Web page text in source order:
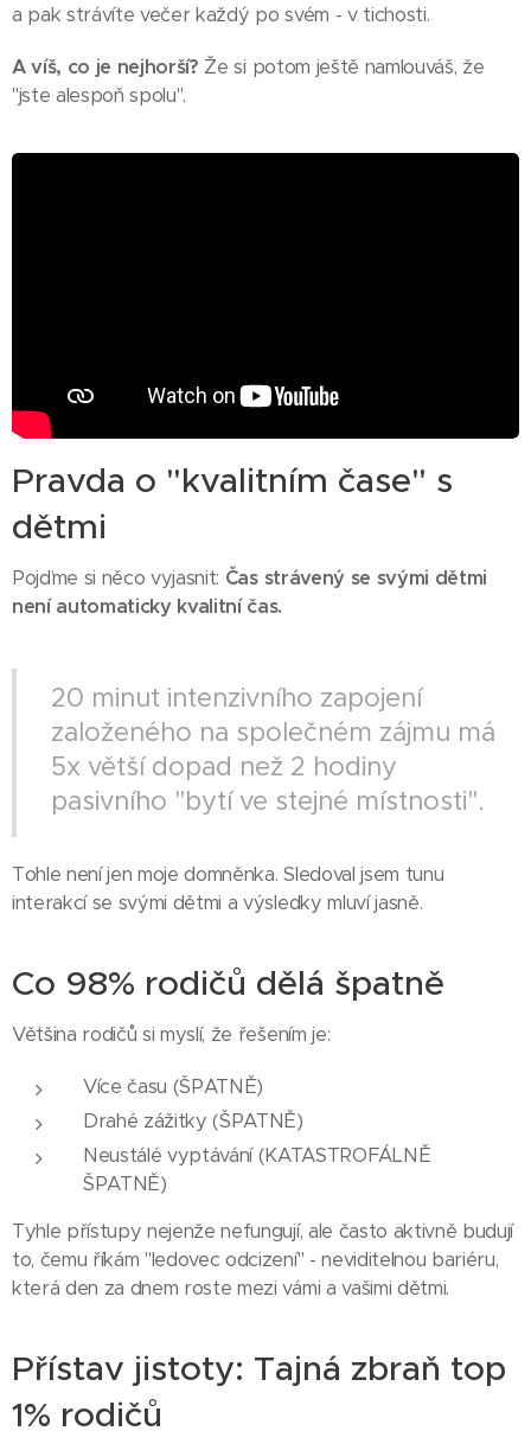
a pak strávíte večer každý po svém - v tichosti.
A víš, co je nejhorší? Že si potom ještě namlouváš, že
"jste alespoň spolu".
Pravda o "kvalitním čase" s
dětmi
Pojďme si něco vyjasnit: Čas strávený se svými dětmi
není automaticky kvalitní čas.
20 minut intenzivního zapojení
založeného na společném zájmu má
5x větší dopad než 2 hodiny
pasivního "bytí ve stejné místnosti".
Tohle není jen moje domněnka. Sledoval jsem tunu
interakcí se svými dětmi a výsledky mluví jasně.
Co 98% rodičů dělá špatně
Většina rodičů si myslí, že řešením je:
Více času (ŠPATNĚ)
Drahé zážitky (ŠPATNĚ)
Neustálé vyptávání (KATASTROFÁLNĚ
ŠPATNĚ)
Tyhle přístupy nejenže nefungují, ale často aktivně budují
to, čemu říkám "ledovec odcizení" - neviditelnou bariéru,
která den za dnem roste mezi vámi a vašimi dětmi.
Přístav jistoty: Tajná zbraň top
1% rodičů